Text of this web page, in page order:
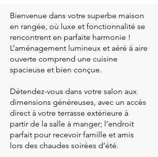
Bienvenue dans votre superbe maison
en rangée, où luxe et fonctionnalité se
rencontrent en parfaite harmonie !
L’aménagement lumineux et aéré à aire
ouverte comprend une cuisine
spacieuse et bien conçue.
Détendez-vous dans votre salon aux
dimensions généreuses, avec un accès
direct à votre terrasse extérieure à
partir de la salle à manger; l’endroit
parfait pour recevoir famille et amis
lors des chaudes soirées d’été.